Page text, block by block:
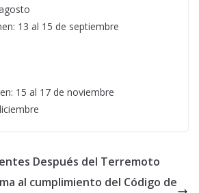
13 al 15 de septiembre
15 al 17 de noviembre
Después del Terremoto
al cumplimiento del Código de